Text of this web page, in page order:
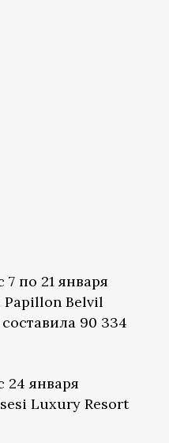
по 21 января
Papillon Belvil
90 334
24 января
Luxury Resort